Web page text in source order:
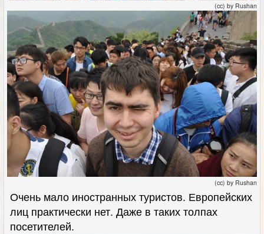
(cc) by Rushan
(cc) by Rushan
Очень мало иностранных туристов. Европейских
лиц практически нет. Даже в таких толпах
посетителей.